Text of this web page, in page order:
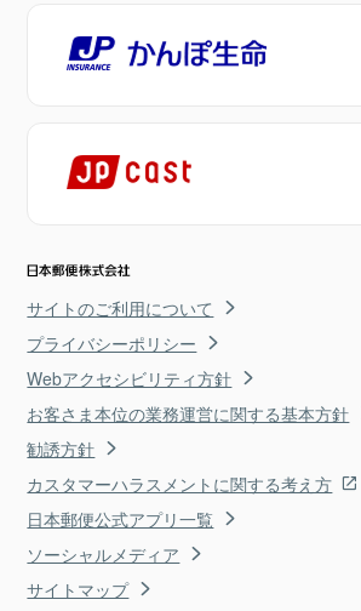
サイトのご利用について
プライバシーポリシー
Webアクセシビリティ方針
お客さま本位の業務運営に関する基本方針
勧誘方針
カスタマーハラスメントに関する考え方
日本郵便公式アプリ一覧
ソーシャルメディア
サイトマップ